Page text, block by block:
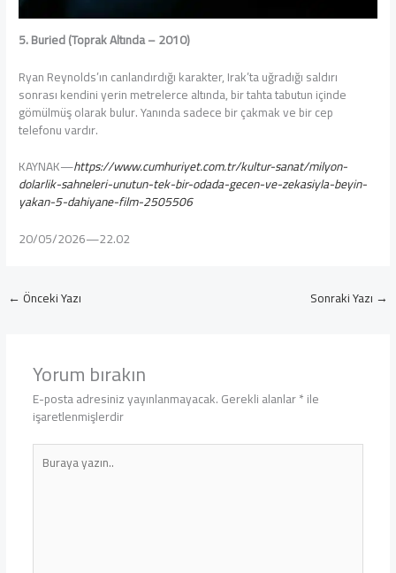
5. Buried (Toprak Altında – 2010)
Ryan Reynolds’ın canlandırdığı karakter, Irak’ta uğradığı saldırı
sonrası kendini yerin metrelerce altında, bir tahta tabutun içinde
gömülmüş olarak bulur. Yanında sadece bir çakmak ve bir cep
telefonu vardır.
KAYNAK—https://www.cumhuriyet.com.tr/kultur-sanat/milyon-
dolarlik-sahneleri-unutun-tek-bir-odada-gecen-ve-zekasiyla-beyin-
yakan-5-dahiyane-film-2505506
20/05/2026—22.02
← Önceki Yazı Sonraki Yazı →
Yorum bırakın
E-posta adresiniz yayınlanmayacak.Gerekli alanlar*ile
işaretlenmişlerdir
Buraya
yazın..